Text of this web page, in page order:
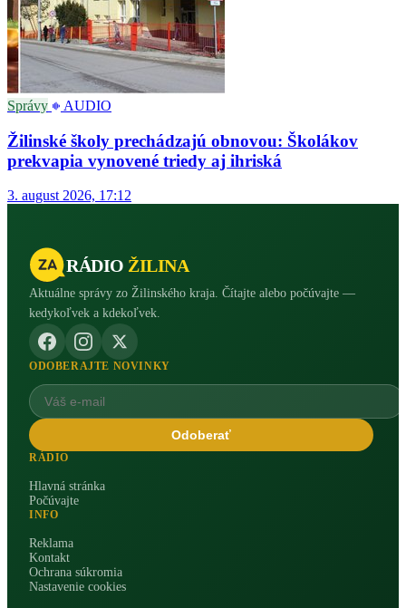
Správy AUDIO
Žilinské školy prechádzajú obnovou: Školákov
prekvapia vynovené triedy aj ihriská
3. august 2026, 17:12
RÁDIO ŽILINA
Aktuálne správy zo Žilinského kraja. Čítajte alebo počúvajte —
kedykoľvek a kdekoľvek.
ODOBERAJTE NOVINKY
Odoberať
RÁDIO
Hlavná stránka
Počúvajte
INFO
Reklama
Kontakt
Ochrana súkromia
Nastavenie cookies